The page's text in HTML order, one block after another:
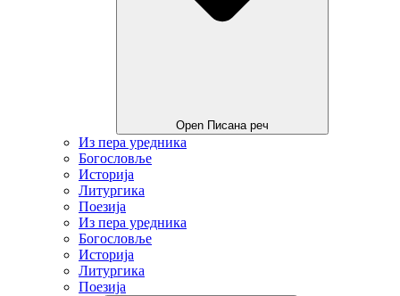
Open Писана реч
Из пера уредника
Богословље
Историја
Литургика
Поезија
Из пера уредника
Богословље
Историја
Литургика
Поезија